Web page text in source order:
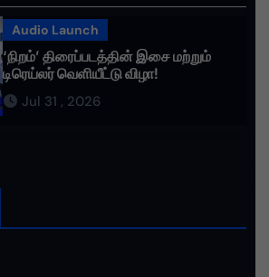
Audio Launch
‘நிறம்’ திரைப்படத்தின் இசை மற்றும்
டிரெய்லர் வெளியீட்டு விழா!
Jul 31 , 2026